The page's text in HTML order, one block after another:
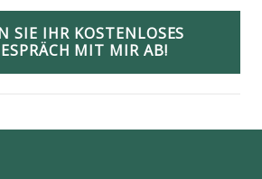
SIE IHR KOSTENLOSES
MIT MIR AB!